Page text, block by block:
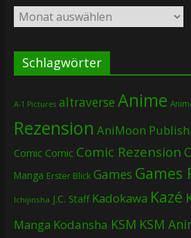
Archiv
Schlagwörter
A-1 Pictures altraverse Anime
Rezension AniMoon
Comic Comic Comic Rezension
Manga Erster Blick Games Games
Ichijinsha J.C. Staff Kadokawa Kazé
Manga Kodansha KSM KSM